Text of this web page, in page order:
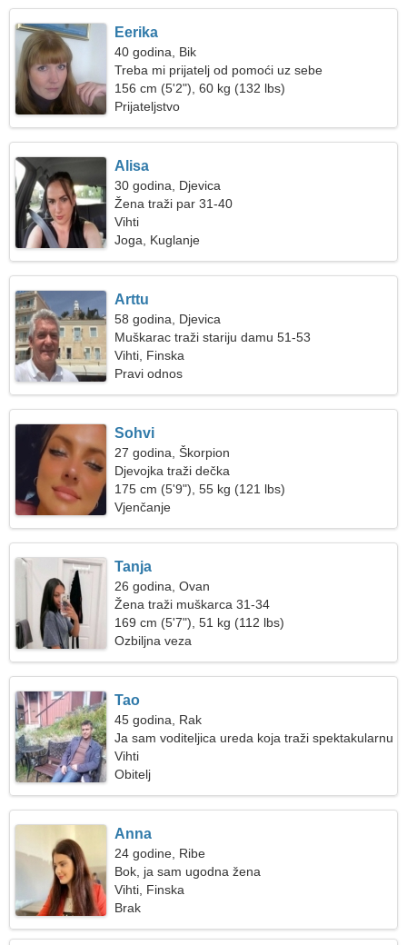
Eerika
40 godina, Bik
Treba mi prijatelj od pomoći uz sebe
156 cm (5'2"), 60 kg (132 lbs)
Prijateljstvo
Alisa
30 godina, Djevica
Žena traži par 31-40
Vihti
Joga, Kuglanje
Arttu
58 godina, Djevica
Muškarac traži stariju damu 51-53
Vihti, Finska
Pravi odnos
Sohvi
27 godina, Škorpion
Djevojka traži dečka
175 cm (5'9"), 55 kg (121 lbs)
Vjenčanje
Tanja
26 godina, Ovan
Žena traži muškarca 31-34
169 cm (5'7"), 51 kg (112 lbs)
Ozbiljna veza
Tao
45 godina, Rak
Ja sam voditeljica ureda koja traži spektakularnu
ženu
Vihti
Obitelj
Anna
24 godine, Ribe
Bok, ja sam ugodna žena
Vihti, Finska
Brak